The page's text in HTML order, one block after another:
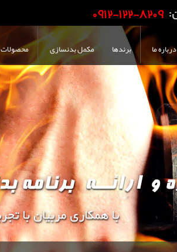
درباره ما برندها مکمل بدنسازی محصولات